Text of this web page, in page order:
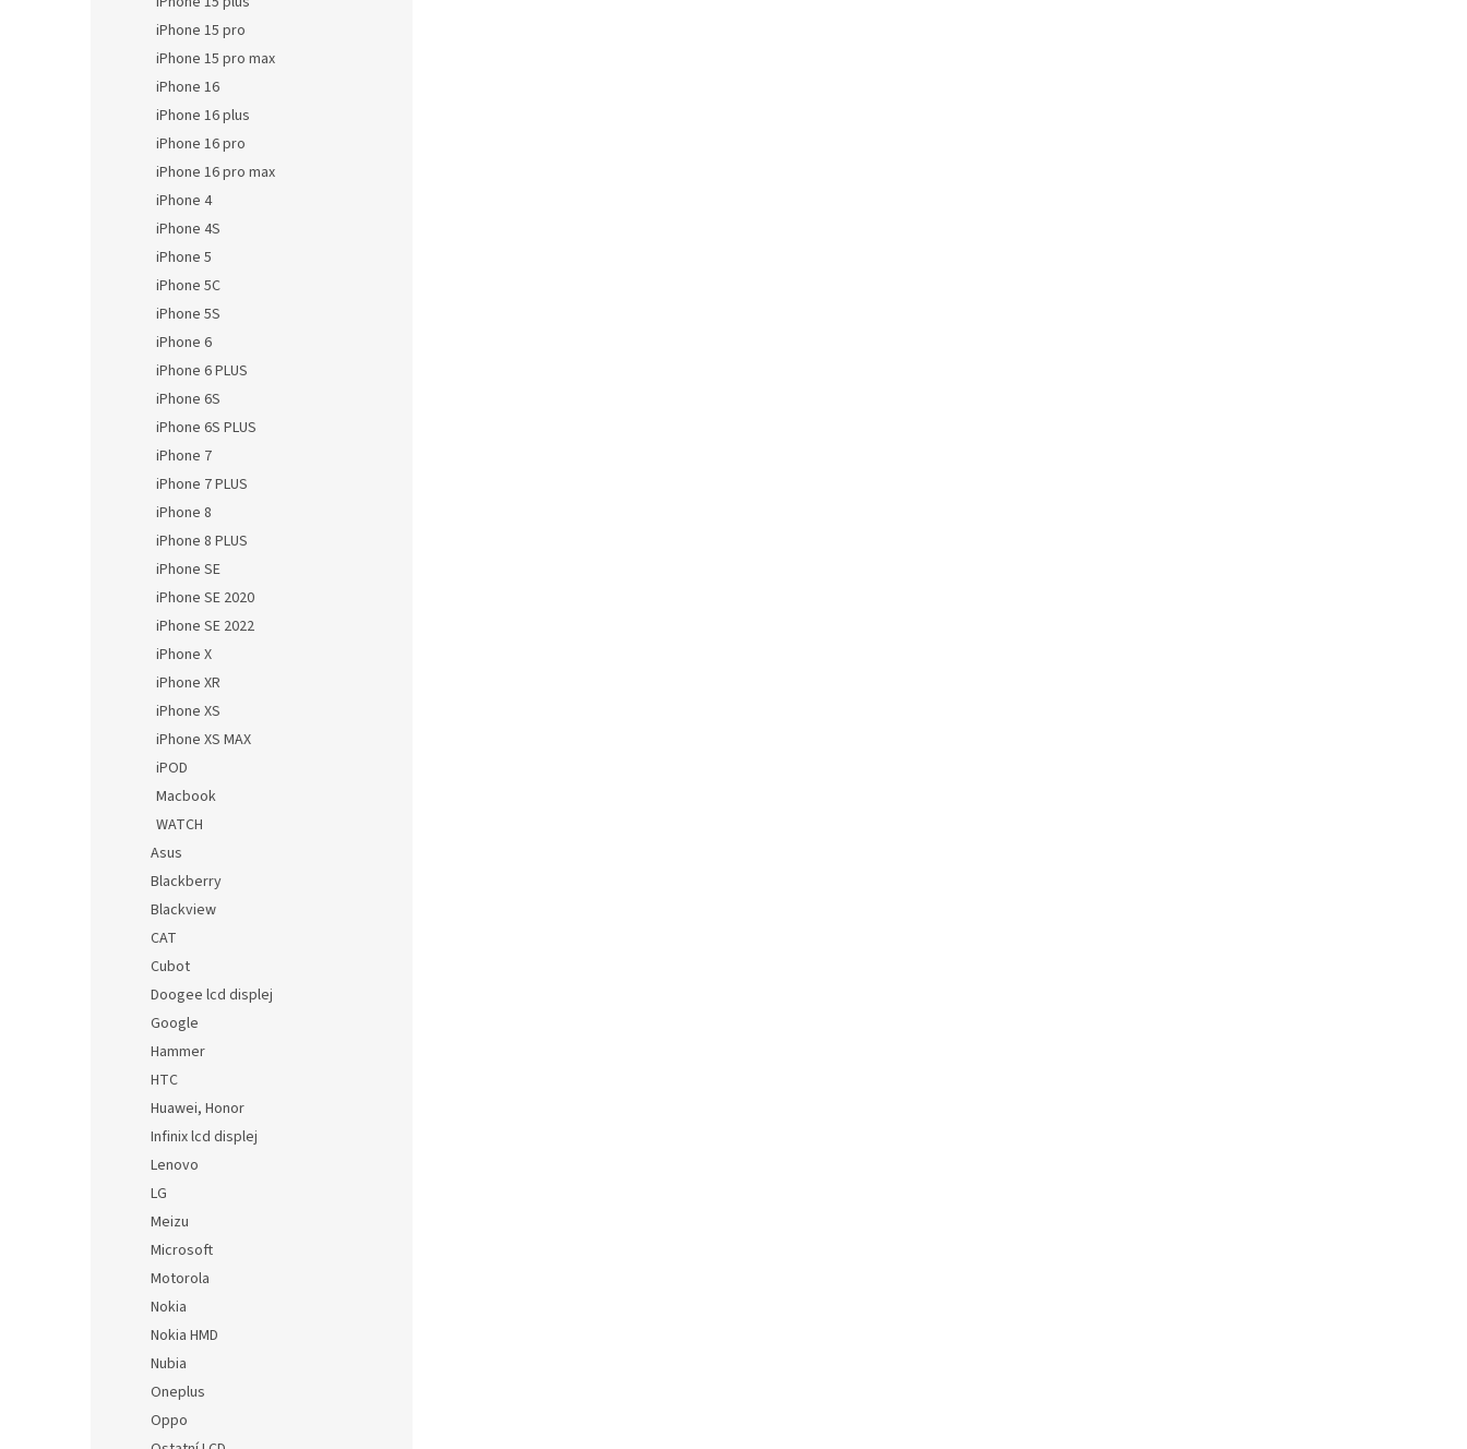
iPhone 15 pro
iPhone 15 pro max
iPhone 16
iPhone 16 plus
iPhone 16 pro
iPhone 16 pro max
iPhone 4
iPhone 4S
iPhone 5
iPhone 5C
iPhone 5S
iPhone 6
iPhone 6 PLUS
iPhone 6S
iPhone 6S PLUS
iPhone 7
iPhone 7 PLUS
iPhone 8
iPhone 8 PLUS
iPhone SE
iPhone SE 2020
iPhone SE 2022
iPhone X
iPhone XR
iPhone XS
iPhone XS MAX
iPOD
Macbook
WATCH
Asus
Blackberry
Blackview
CAT
Cubot
Doogee lcd displej
Google
Hammer
HTC
Huawei, Honor
Infinix lcd displej
Lenovo
LG
Meizu
Microsoft
Motorola
Nokia
Nokia HMD
Nubia
Oneplus
Oppo